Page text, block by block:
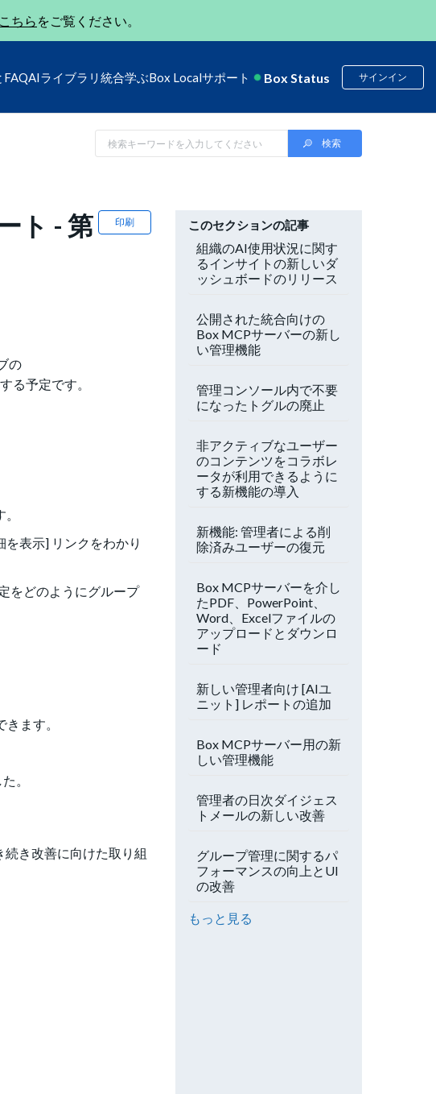
こちら をご覧ください。
FAQAIライブラリ 統合学ぶBox Localサポート Box Status サインイン
印刷
ト - 第
の
る予定です。
表示] リンクをわかり
をどのようにグループ
ます。
。
き改善に向けた取り組
このセクションの記事
組織のAI使用状況に関す
るインサイトの新しいダ
ッシュボードのリリース
公開された統合向けの
Box MCPサーバーの新し
い管理機能
管理コンソール内で不要
になったトグルの廃止
非アクティブなユーザー
のコンテンツをコラボレ
ータが利用できるように
する新機能の導入
新機能: 管理者による削
除済みユーザーの復元
Box MCPサーバーを介し
たPDF、PowerPoint、
Word、Excelファイルの
アップロードとダウンロ
ード
新しい管理者向け [AIユ
ニット] レポートの追加
Box MCPサーバー用の新
しい管理機能
管理者の日次ダイジェス
トメールの新しい改善
グループ管理に関するパ
フォーマンスの向上とUI
の改善
もっと見る